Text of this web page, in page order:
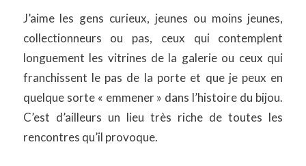
J’aime les gens curieux, jeunes ou moins jeunes,
collectionneurs ou pas, ceux qui contemplent
longuement les vitrines de la galerie ou ceux qui
franchissent le pas de la porte et que je peux en
quelque sorte « emmener » dans l’histoire du bijou.
C’est d’ailleurs un lieu très riche de toutes les
rencontres qu’il provoque.